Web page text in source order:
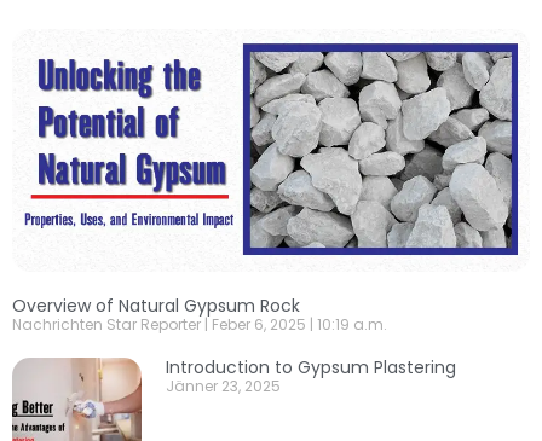
Overview of Natural Gypsum Rock
Nachrichten Star Reporter Feber 6, 2025 10:19 a.m.
Introduction to Gypsum Plastering
Jänner 23, 2025